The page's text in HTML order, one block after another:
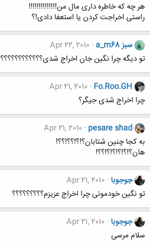
هر چه که خاطره داری مال من!!!!!!!!!!!!!!
راستی اخراجت کردن یا استعفا دادی!؟
a_m68 سبز
Apr 22, 2010
تو دیگه چرا نگین جان اخراج شدی؟؟؟؟؟؟؟؟؟؟؟؟
Fo.Roo.GH
Apr 21, 2010
چرا اخراج شدی جیگر؟
pesare shad
Apr 21, 2010
به کجا چنین شتابان؟!؟!؟؟!؟؟!
هان؟!؟!؟!؟!؟!؟؟!
جوجوبا Apr 21, 2010
تو نگین خودمونی چرا اخراج عزیزم؟؟؟؟؟؟؟؟؟
جوجوبا Apr 21, 2010
سلام مرسی